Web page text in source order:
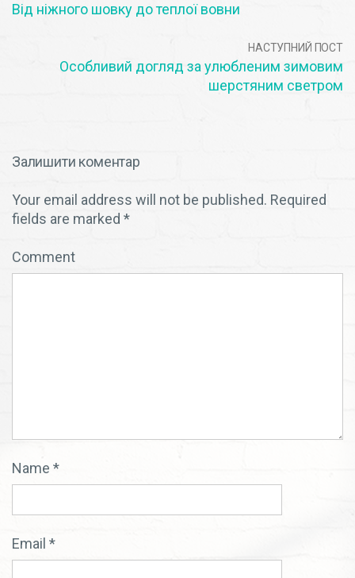
Від ніжного шовку до теплої вовни
НАСТУПНИЙ ПОСТ
Особливий догляд за улюбленим зимовим
шерстяним светром
Залишити коментар
Your email address will not be published. Required
fields are marked *
Comment
Name *
Email *